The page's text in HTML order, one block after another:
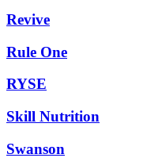
Revive
Rule One
RYSE
Skill Nutrition
Swanson